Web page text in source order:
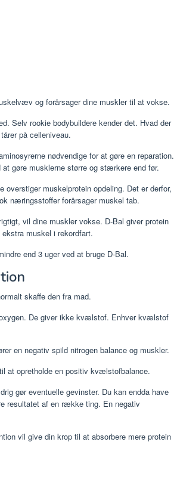
og forårsager dine muskler til at vokse.
Selv rookie bodybuildere kender det. Hvad der
på celleniveau.
nødvendige for at gøre en reparation.
gøre musklerne større og stærkere end før.
muskelprotein opdeling. Det er derfor,
næringsstoffer forårsager muskel tab.
vil dine muskler vokse. D-Bal giver protein
muskel i rekordfart.
end 3 uger ved at bruge D-Bal.
skaffe den fra mad.
De giver ikke kvælstof. Enhver kvælstof
en negativ spild nitrogen balance og muskler.
at opretholde en positiv kvælstofbalance.
gør eventuelle gevinster. Du kan endda have
resultatet af en række ting. En negativ
vil give din krop til at absorbere mere protein